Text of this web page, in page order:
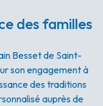
des familles
Besset de Saint-
son engagement à
des traditions
auprès de